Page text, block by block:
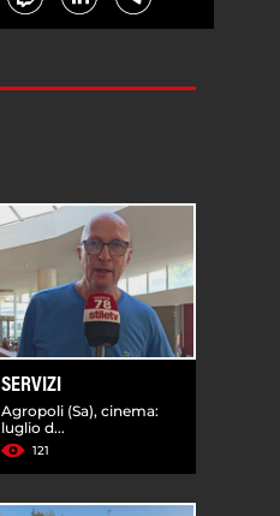
SERVIZI
Agropoli (Sa), cinema:
luglio d...
121